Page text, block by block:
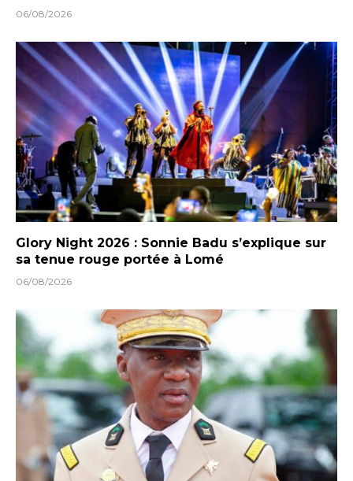
06/08/2026
Glory Night 2026 : Sonnie Badu s’explique sur
sa tenue rouge portée à Lomé
06/08/2026